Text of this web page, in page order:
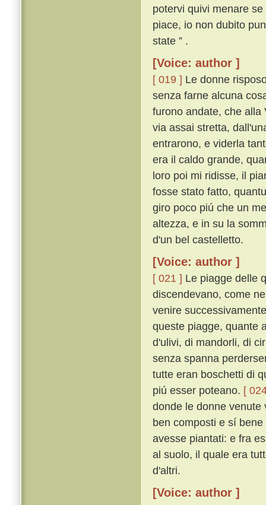
potervi quivi menare
piace, io non dubito
state ” .
[Voice: author ]
[ 019 ] Le donne
senza farne alcuna
furono andate, che alla
via assai stretta,
entrarono, e viderla
era il caldo grande,
loro poi mi ridisse, il
fosse stato fatto,
giro poco piú che un
altezza, e in su la
d'un bel castelletto.
[Voice: author ]
[ 021 ] Le piagge delle
discendevano, come
venire
queste piagge, quante
d'ulivi, di mandorli, di
senza spanna
tutte eran boschetti di
piú esser poteano. [
donde le donne venute
ben composti e sí
avesse piantati: e fra
al suolo, il quale era
d'altri.
[Voice: author ]